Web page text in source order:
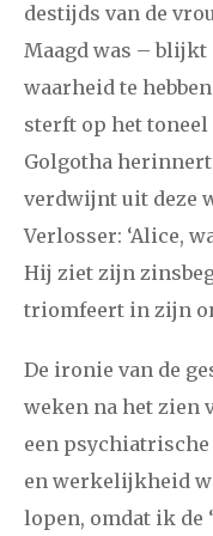
destijds van de
Maagd was – blijkt
waarheid te
sterft op het toneel
Golgotha herinnert.
verdwijnt uit deze
Verlosser: ‘Alice,
Hij ziet zijn
triomfeert in zijn
De ironie van de
weken na het zien
een
en werkelijkheid
lopen, omdat ik de